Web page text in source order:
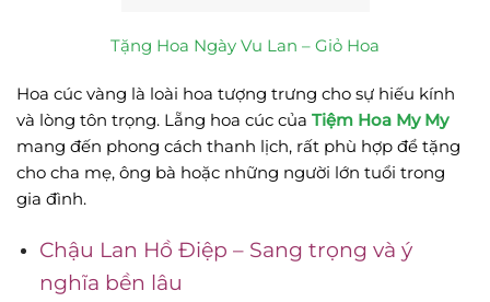
Tặng Hoa Ngày Vu Lan – Giỏ Hoa
Hoa cúc vàng là loài hoa tượng trưng cho sự hiếu kính
và lòng tôn trọng. Lẵng hoa cúc của Tiệm Hoa My My
mang đến phong cách thanh lịch, rất phù hợp để tặng
cho cha mẹ, ông bà hoặc những người lớn tuổi trong
gia đình.
Chậu Lan Hồ Điệp – Sang trọng và ý
nghĩa bền lâu